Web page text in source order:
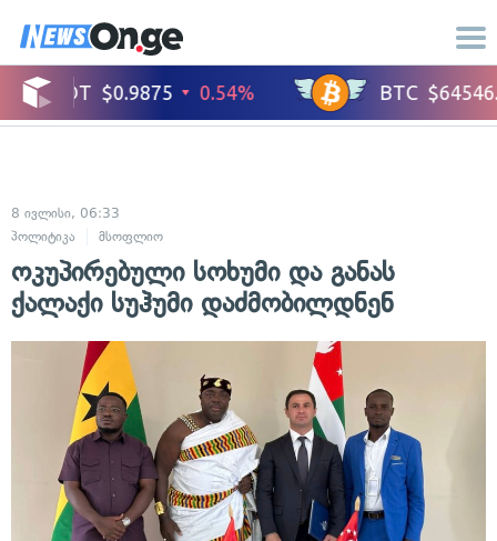
8 ივლისი, 06:33
პოლიტიკა
მსოფლიო
ოკუპირებული სოხუმი და განას
ქალაქი სუჰუმი დაძმობილდნენ